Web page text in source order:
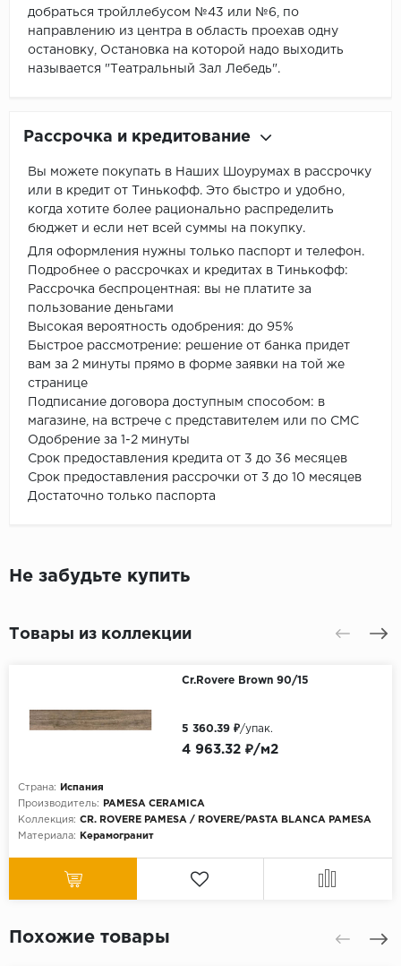
добраться тройллебусом №43 или №6, по
направлению из центра в область проехав одну
остановку, Остановка на которой надо выходить
называется "Театральный Зал Лебедь".
Рассрочка и кредитование
Вы можете покупать в Наших Шоурумах в рассрочку
или в кредит от Тинькофф. Это быстро и удобно,
когда хотите более рационально распределить
бюджет и если нет всей суммы на покупку.
Для оформления нужны только паспорт и телефон.
Подробнее о рассрочках и кредитах в Тинькофф:
Рассрочка беспроцентная: вы не платите за
пользование деньгами
Высокая вероятность одобрения: до 95%
Быстрое рассмотрение: решение от банка придет
вам за 2 минуты прямо в форме заявки на той же
странице
Подписание договора доступным способом: в
магазине, на встрече с представителем или по СМС
Одобрение за 1-2 минуты
Срок предоставления кредита от 3 до 36 месяцев
Срок предоставления рассрочки от 3 до 10 месяцев
Достаточно только паспорта
Не забудьте купить
Товары из коллекции
Cr.Rovere Brown 90/15
Страна:
Испания
Производитель:
PAMESA CERAMICA
Коллекция: CR. ROVERE PAMESA / ROVERE/PASTA BLANCA PAMESA
Материала:
Керамогранит
4 963.32 ₽/м2
5 360.39 ₽/упак.
Похожие товары